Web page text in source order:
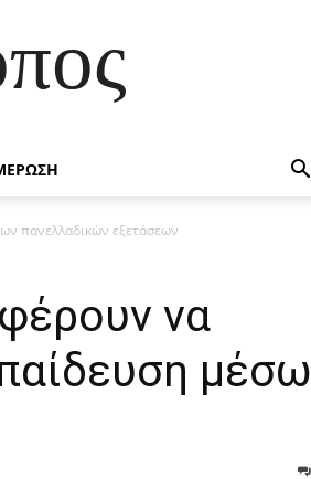
πανελλαδικών εξετάσεων
να
μέσω